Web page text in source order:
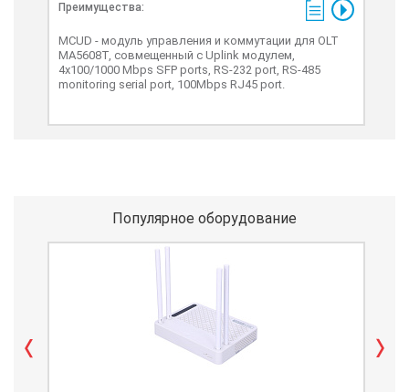
Преимущества:
MCUD - модуль управления и коммутации для OLT
МА5608Т, совмещенный с Uplink модулем,
4x100/1000 Mbps SFP ports, RS-232 port, RS-485
monitoring serial port, 100Mbps RJ45 port.
Популярное оборудование